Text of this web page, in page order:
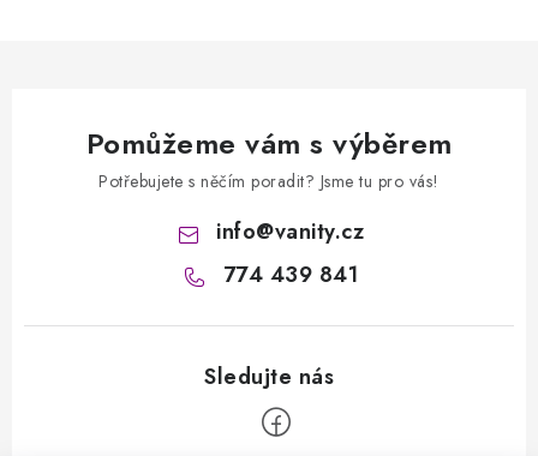
Pomůžeme vám s výběrem
Potřebujete s něčím poradit? Jsme tu pro vás!
info@vanity.cz
774 439 841